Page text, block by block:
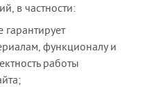
в частности:
функционалу и
работы